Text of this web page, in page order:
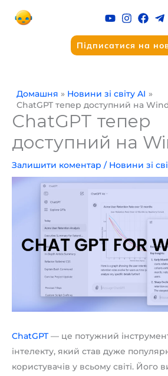
Підписатися на
Домашня
Новини зі світу AI
ChatGPT тепер доступний на
ChatGPT тепер
доступний на
Залишити коментар / Новини зі
ChatGPT— це потужний
інтелекту, який став дуже
користувачів у всьому світі. Його